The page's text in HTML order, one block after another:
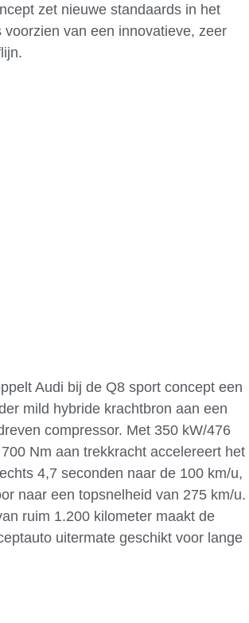
zet nieuwe standaards in het
voorzien van een innovatieve, zeer
Audi bij de Q8 sport concept een
mild hybride krachtbron aan een
compressor. Met 350 kW/476
Nm aan trekkracht accelereert het
4,7 seconden naar de 100 km/u,
naar een topsnelheid van 275 km/u.
ruim 1.200 kilometer maakt de
uitermate geschikt voor lange